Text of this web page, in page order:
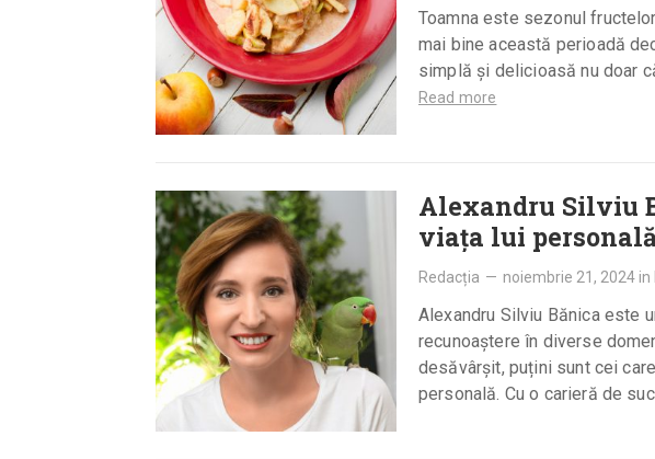
Toamna este sezonul
mai bine această perioadă
simplă și delicioasă nu doar
Read more
Alexandru Silviu
viața lui
Redacția — noiembrie 21, 2024 in
Alexandru Silviu Bănica este
recunoaștere în diverse
desăvârșit, puțini sunt cei
personală. Cu o carieră de